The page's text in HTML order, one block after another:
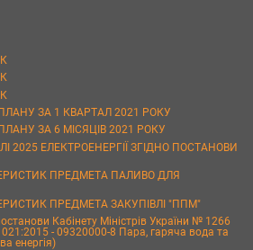
ЗА 1 КВАРТАЛ 2021 РОКУ
ЗА 6 МІСЯЦІВ 2021 РОКУ
2025 ЕЛЕКТРОЕНЕРГІЇ ЗГІДНО ПОСТАНОВИ
ПРЕДМЕТА ПАЛИВО ДЛЯ
ПРЕДМЕТА ЗАКУПІВЛІ "ППМ"
Кабінету Міністрів України № 1266
- 09320000-8 Пара, гаряча вода та
енергія)